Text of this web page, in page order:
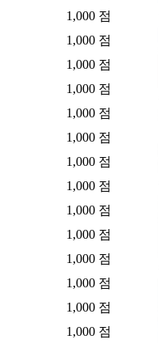
1,000 점
1,000 점
1,000 점
1,000 점
1,000 점
1,000 점
1,000 점
1,000 점
1,000 점
1,000 점
1,000 점
1,000 점
1,000 점
1,000 점